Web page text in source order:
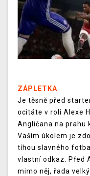
ZÁPLETKA
Je těsně před
ocitáte v roli Alexe
Angličana na prahu
Vaším úkolem je
tíhou slavného
vlastní odkaz. Před
mimo něj, řada